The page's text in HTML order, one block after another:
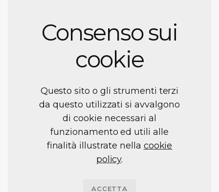
giovannimusa@libero.it
arch. Antonietta Simone
+39 347 6106038
Facebook
profile
Instagram
profile
Linkedin
profile
YouTube
Consenso sui
cookie
Questo sito o gli strumenti terzi
da questo utilizzati si avvalgono
di cookie necessari al
funzionamento ed utili alle
finalità illustrate nella cookie
policy.
ACCETTA